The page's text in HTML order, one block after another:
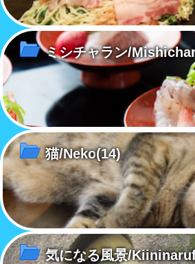
ミシチャラン/
猫/Neko(14)
気になる風景/